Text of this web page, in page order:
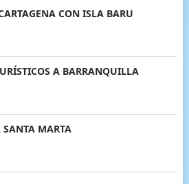
CON ISLA BARU
A BARRANQUILLA
SANTA MARTA